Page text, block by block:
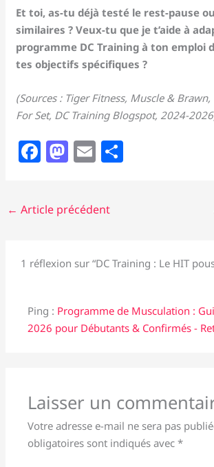
Et toi, as-tu déjà testé le rest-pause
similaires ? Veux-tu que je t’aide à
programme DC Training à ton emploi
tes objectifs spécifiques ?
(Sources : Tiger Fitness, Muscle & Brawn,
For Set, DC Training Blogspot, 2024-
F
e
o
k
M
o
o
E
l
← Article précédent
1 réflexion sur “DC Training : Le HIT
Ping : Programme de Musculation :
2026 pour Débutants & Confirmés -
Laisser un
Votre adresse e-mail ne sera pas
obligatoires sont indiqués avec*